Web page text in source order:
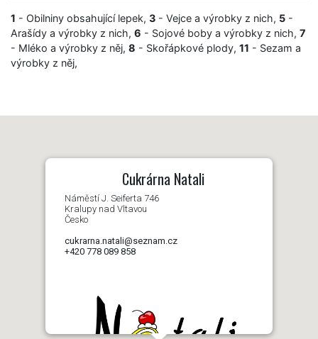
1 - Obilniny obsahující lepek, 3 - Vejce a výrobky z nich, 5 -
Arašídy a výrobky z nich, 6 - Sojové boby a výrobky z nich, 7
- Mléko a výrobky z něj, 8 - Skořápkové plody, 11 - Sezam a
výrobky z něj,
Cukrárna Natali
Náměstí J. Seiferta 746
Kralupy nad Vltavou
Česko
cukrarna.natali@seznam.cz
+420 778 089 858